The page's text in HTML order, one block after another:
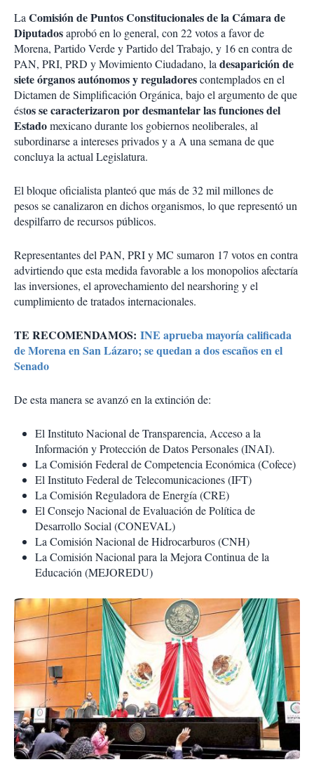
LaComisión de Puntos Constitucionales de la Cámara de
Diputadosaprobó en lo general, con 22 votos a favor de
Morena, Partido Verde y Partido del Trabajo, y 16 en contra de
PAN, PRI, PRD y Movimiento Ciudadano, ladesaparición de
siete órganos autónomos y reguladorescontemplados en el
Dictamen de Simplificación Orgánica, bajo el argumento de que
éstos se caracterizaron por desmantelar las funciones del
Estadomexicano durante los gobiernos neoliberales, al
subordinarse a intereses privados y a A una semana de que
concluya la actual Legislatura.
El bloque oficialista planteó que más de 32 mil millones de
pesos se canalizaron en dichos organismos, lo que representó un
despilfarro de recursos públicos.
Representantes del PAN, PRI y MC sumaron 17 votos en contra
advirtiendo que esta medida favorable a los monopolios afectaría
las inversiones, el aprovechamiento del nearshoring y el
cumplimiento de tratados internacionales.
TE RECOMENDAMOS: INE aprueba mayoría calificada
de Morena en San Lázaro; se quedan a dos escaños en el
Senado
De esta manera se avanzó en la extinción de:
El Instituto Nacional de Transparencia, Acceso a la
Información y Protección de Datos Personales (INAI).
La Comisión Federal de Competencia Económica (Cofece)
El Instituto Federal de Telecomunicaciones (IFT)
La Comisión Reguladora de Energía (CRE)
El Consejo Nacional de Evaluación de Política de
Desarrollo Social (CONEVAL)
La Comisión Nacional de Hidrocarburos (CNH)
La Comisión Nacional para la Mejora Continua de la
Educación (MEJOREDU)